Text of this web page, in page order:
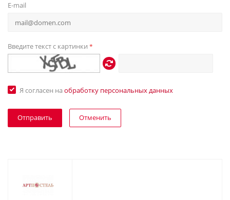
E-mail
Введите текст с картинки *
Я согласен на обработку персональных данных
Отменить